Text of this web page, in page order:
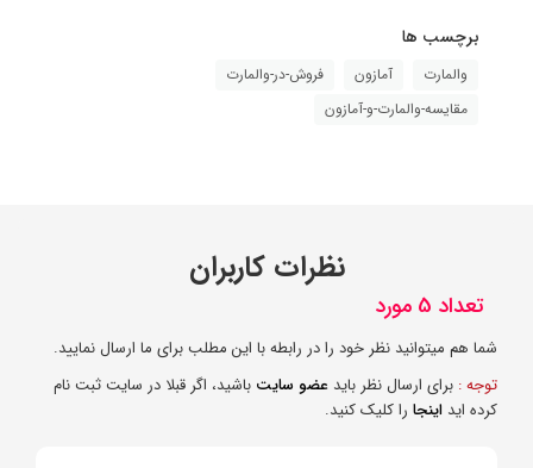
برچسب ها
والمارت آمازون
فروش-در-والمارت
مقایسه-والمارت-و-آمازون
نظرات کاربران
تعداد 5 مورد
شما هم میتوانید نظر خود را در رابطه با این مطلب برای ما ارسال نمایید.
توجه : برای ارسال نظر باید عضو سایت باشید، اگر قبلا در سایت ثبت نام
کرده اید اینجا را کلیک کنید.